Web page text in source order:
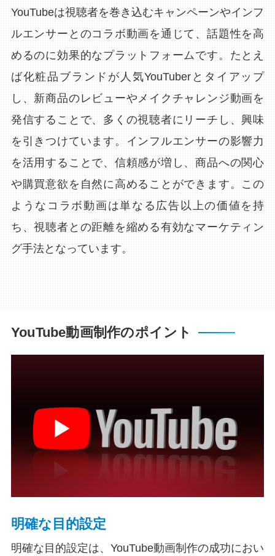
YouTubeは視聴者を巻き込むキャンペーンやインフ
ルエンサーとのコラボ動画を通じて、話題性を高
めるのに効果的なプラットフォームです。たとえ
ば化粧品ブランドが人気YouTuberとタイアップ
し、新商品のレビューやメイクチャレンジ動画を
発信することで、多くの視聴者にリーチし、興味
を引きつけています。インフルエンサーの影響力
を活用することで、信頼感が増し、商品への関心
や購買意欲を自然に高めることができます。この
ようなコラボ動画は単なる広告以上の価値を持
ち、視聴者との距離を縮める有効なマーケティン
グ手法となっています。
YouTube動画制作のポイント
明確な目的設定
明確な目的設定は、YouTube動画制作の成功におい